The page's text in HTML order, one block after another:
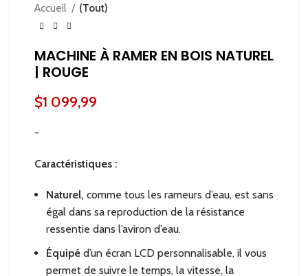
Accueil (Tout)
MACHINE À RAMER EN BOIS NATUREL
| ROUGE
$1 099,99
-
Caractéristiques :
Naturel, comme tous les rameurs d’eau, est sans
égal dans sa reproduction de la résistance
ressentie dans l’aviron d’eau.
Équipé d’un écran LCD personnalisable, il vous
permet de suivre le temps, la vitesse, la